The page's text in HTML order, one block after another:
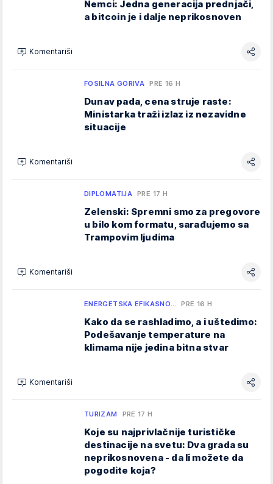
Nemci: Jedna generacija prednjači,
a bitcoin je i dalje neprikosnoven
Komentariši
FOSILNA GORIVA PRE 16 H
Dunav pada, cena struje raste:
Ministarka traži izlaz iz nezavidne
situacije
Komentariši
DIPLOMATIJA PRE 17 H
Zelenski: Spremni smo za pregovore
u bilo kom formatu, sarađujemo sa
Trampovim ljudima
Komentariši
ENERGETSKA EFIKASNO… PRE 16 H
Kako da se rashladimo, a i uštedimo:
Podešavanje temperature na
klimama nije jedina bitna stvar
Komentariši
TURIZAM PRE 17 H
Koje su najprivlačnije turističke
destinacije na svetu: Dva grada su
neprikosnovena - da li možete da
pogodite koja?